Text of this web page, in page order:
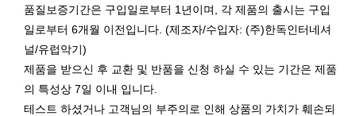
품질보증기간은 구입일로부터 1년이며, 각 제품의 출시는 구입
일로부터 6개월 이전입니다. (제조자/수입자: (주)한독인터네셔
널/유럽악기)
제품을 받으신 후 교환 및 반품을 신청 하실 수 있는 기간은 제품
의 특성상 7일 이내 입니다.
테스트 하셨거나 고객님의 부주의로 인해 상품의 가치가 훼손되